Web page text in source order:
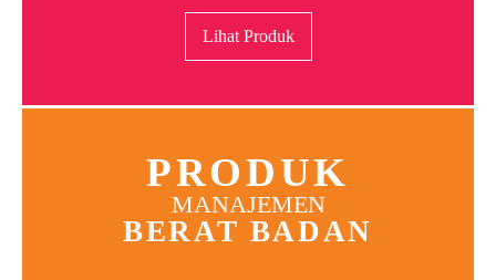
Lihat Produk
PRODUK
MANAJEMEN
BERAT BADAN